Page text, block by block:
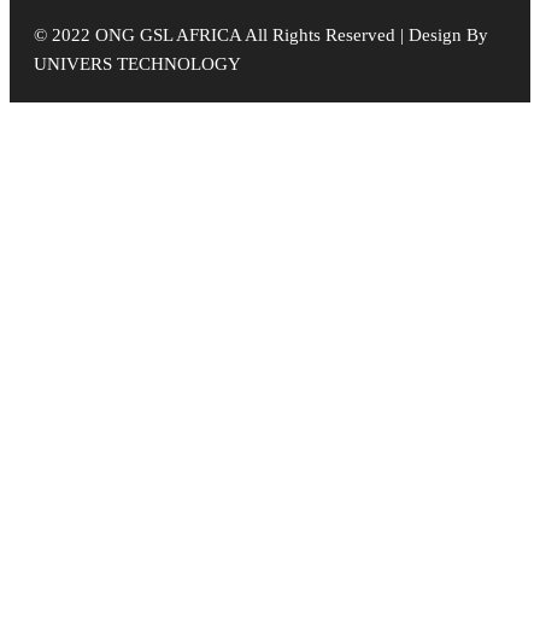
© 2022 ONG GSL AFRICA All Rights Reserved | Design By
UNIVERS TECHNOLOGY